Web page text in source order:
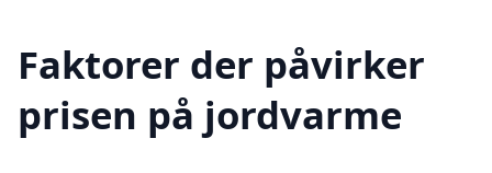
Faktorer der påvirker
prisen på jordvarme